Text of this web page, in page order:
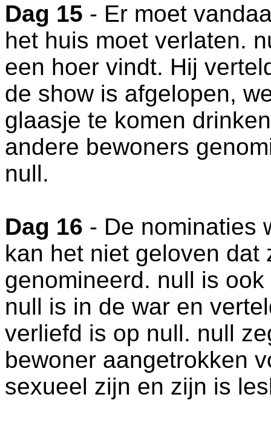
Dag 15 - Er moet
het huis moet verlaten.
een hoer vindt. Hij
de show is afgelopen,
glaasje te komen
andere bewoners
null.
Dag 16 - De nominaties
kan het niet geloven dat
genomineerd. null is
null is in de war en
verliefd is op null. null
bewoner aangetrokken
sexueel zijn en zijn is